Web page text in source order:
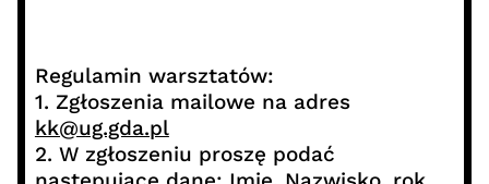
Regulamin warsztatów:
1. Zgłoszenia mailowe na adres
kk@ug.gda.pl
2. W zgłoszeniu proszę podać